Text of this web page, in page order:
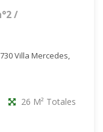
/
Villa Mercedes,
26 M² Totales